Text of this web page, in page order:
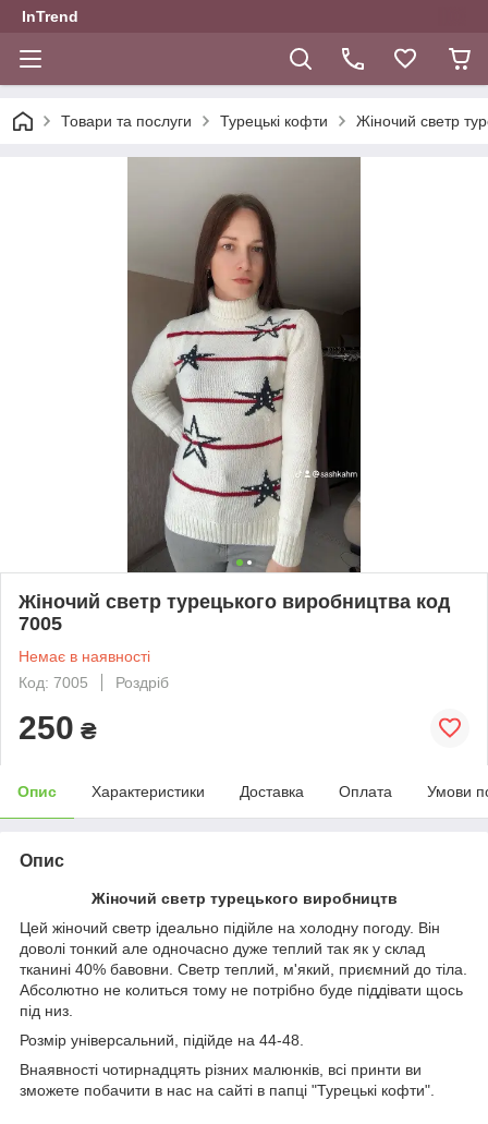
InTrend
Товари та послуги Турецькі кофти Жіночий светр
Жіночий светр турецького виробництва код
7005
Немає в наявності
Код: 7005
Роздріб
250 ₴
Опис Характеристики Доставка Оплата Умови
Опис
Жіночий светр турецького виробництв
Цей жіночий светр ідеально підійле на холодну погоду. Він
доволі тонкий але одночасно дуже теплий так як у склад
тканині 40% бавовни. Светр теплий, м'який, приємний до тіла.
Абсолютно не колиться тому не потрібно буде піддівати щось
під низ.
Розмір універсальний, підійде на 44-48.
Внаявності чотирнадцять різних малюнків, всі принти ви
зможете побачити в нас на сайті в папці "Турецькі кофти".